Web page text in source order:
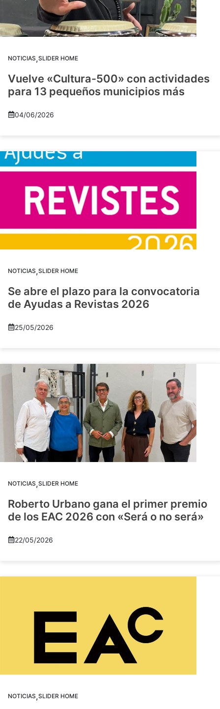
NOTICIAS,SLIDER HOME
Vuelve «Cultura-500» con actividades
para 13 pequeños municipios más
04/06/2026
NOTICIAS,SLIDER HOME
Se abre el plazo para la convocatoria
de Ayudas a Revistas 2026
25/05/2026
NOTICIAS,SLIDER HOME
Roberto Urbano gana el primer premio
de los EAC 2026 con «Será o no será»
22/05/2026
NOTICIAS,SLIDER HOME